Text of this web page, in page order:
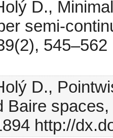
D.,
semi-
D.,
Baire
http://